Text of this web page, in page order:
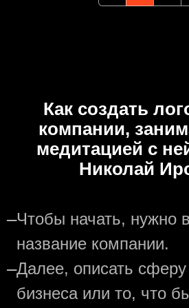
Как создать
компании,
медитацией с
Николай
—Чтобы начать, нужно
название компании.
—Далее, описать
бизнеса или то, что